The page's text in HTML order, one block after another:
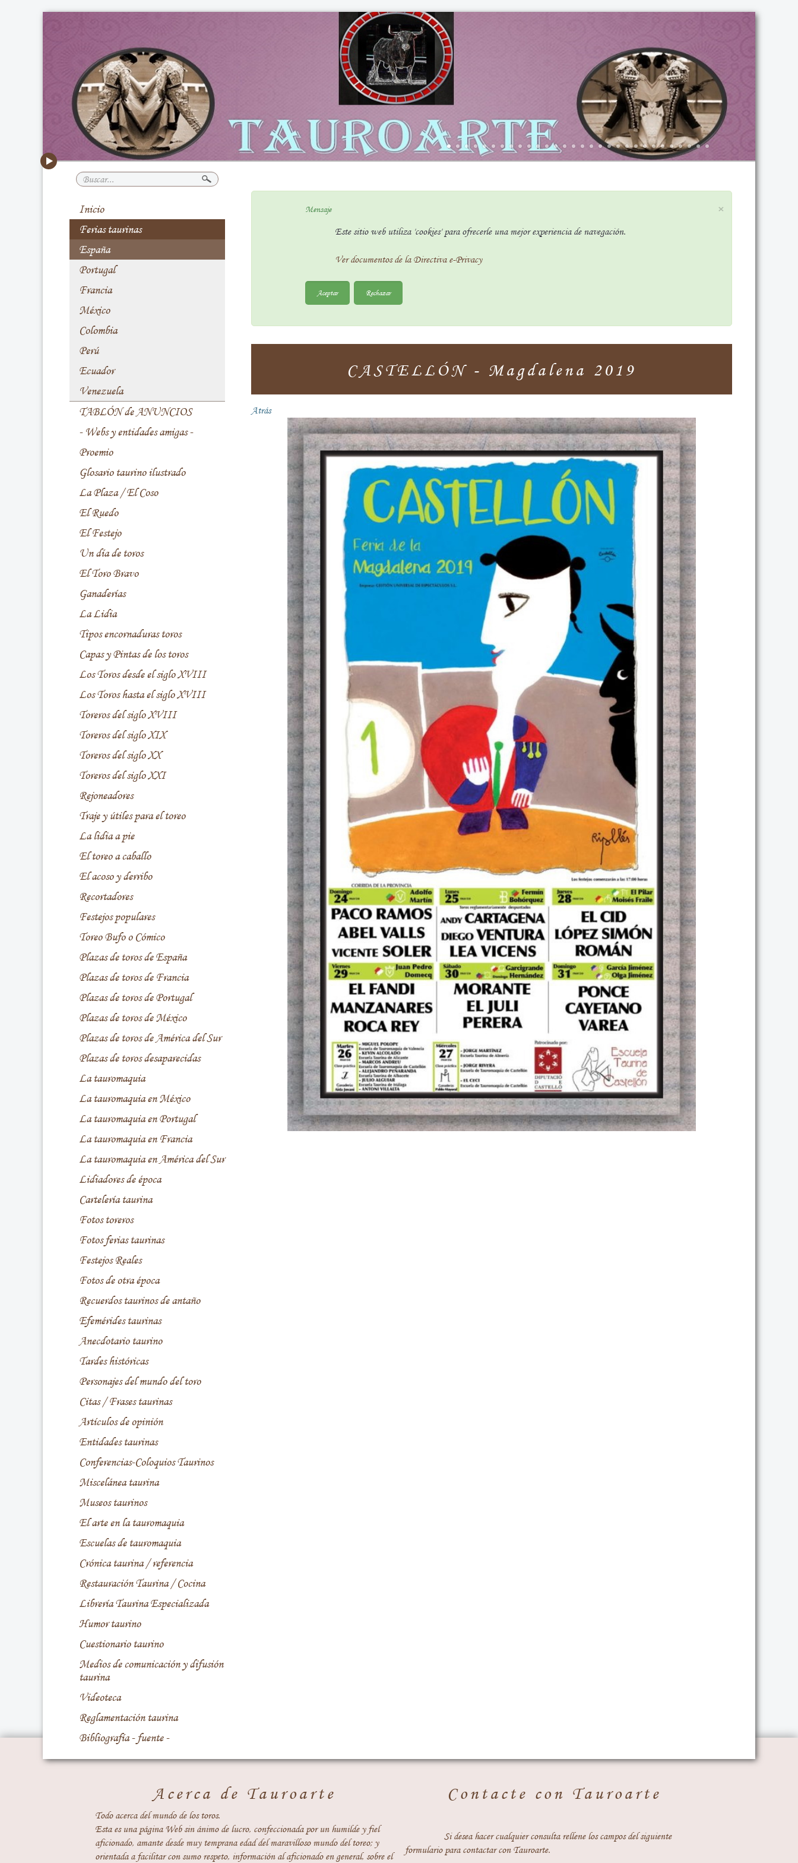
Buscar...
Inicio
Ferias taurinas
España
Portugal
Francia
México
Colombia
Perú
Ecuador
Venezuela
TABLÓN de ANUNCIOS
- Webs y entidades amigas -
Proemio
Glosario taurino ilustrado
La Plaza / El Coso
El Ruedo
El Festejo
Un día de toros
El Toro Bravo
Ganaderías
La Lidia
Tipos encornaduras toros
Capas y Pintas de los toros
Los Toros desde el siglo XVIII
Los Toros hasta el siglo XVIII
Toreros del siglo XVIII
Toreros del siglo XIX
Toreros del siglo XX
Toreros del siglo XXI
Rejoneadores
Traje y útiles para el toreo
La lidia a pie
El toreo a caballo
El acoso y derribo
Recortadores
Festejos populares
Toreo Bufo o Cómico
Plazas de toros de España
Plazas de toros de Francia
Plazas de toros de Portugal
Plazas de toros de México
Plazas de toros de América del Sur
Plazas de toros desaparecidas
La tauromaquia
La tauromaquia en México
La tauromaquia en Portugal
La tauromaquia en Francia
La tauromaquia en América del Sur
Lidiadores de época
Cartelería taurina
Fotos toreros
Fotos ferias taurinas
Festejos Reales
Fotos de otra época
Recuerdos taurinos de antaño
Efemérides taurinas
Anecdotario taurino
Tardes históricas
Personajes del mundo del toro
Citas / Frases taurinas
Artículos de opinión
Entidades taurinas
Conferencias-Coloquios Taurinos
Miscelánea taurina
Museos taurinos
El arte en la tauromaquia
Escuelas de tauromaquia
Crónica taurina / referencia
Restauración Taurina / Cocina
Librería Taurina Especializada
Humor taurino
Cuestionario taurino
Medios de comunicación y difusión
taurina
Videoteca
Reglamentación taurina
Bibliografía - fuente -
×
Mensaje
Este sitio web utiliza 'cookies' para ofrecerle una mejor experiencia de navegación.
Ver documentos de la Directiva e-Privacy
Aceptar Rechazar
CASTELLÓN - Magdalena 2019
Atrás
Acerca de Tauroarte
Todo acerca del mundo de los toros.
Esta es una página Web sin ánimo de lucro, confeccionada por un humilde y fiel
aficionado, amante desde muy temprana edad del maravilloso mundo del toreo; y
orientada a facilitar con sumo respeto, información al aficionado en general, sobre el
Contacte con Tauroarte
Si desea hacer cualquier consulta rellene los campos del siguiente
formulario para contactar con Tauroarte.